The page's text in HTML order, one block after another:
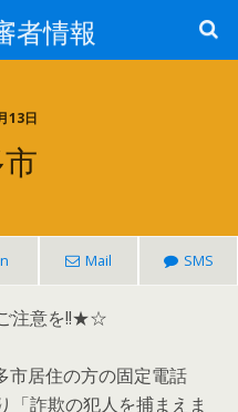
者情報
13日
Mail SMS
注意を!!★☆
市居住の方の固定電話
「詐欺の犯人を捕まえま